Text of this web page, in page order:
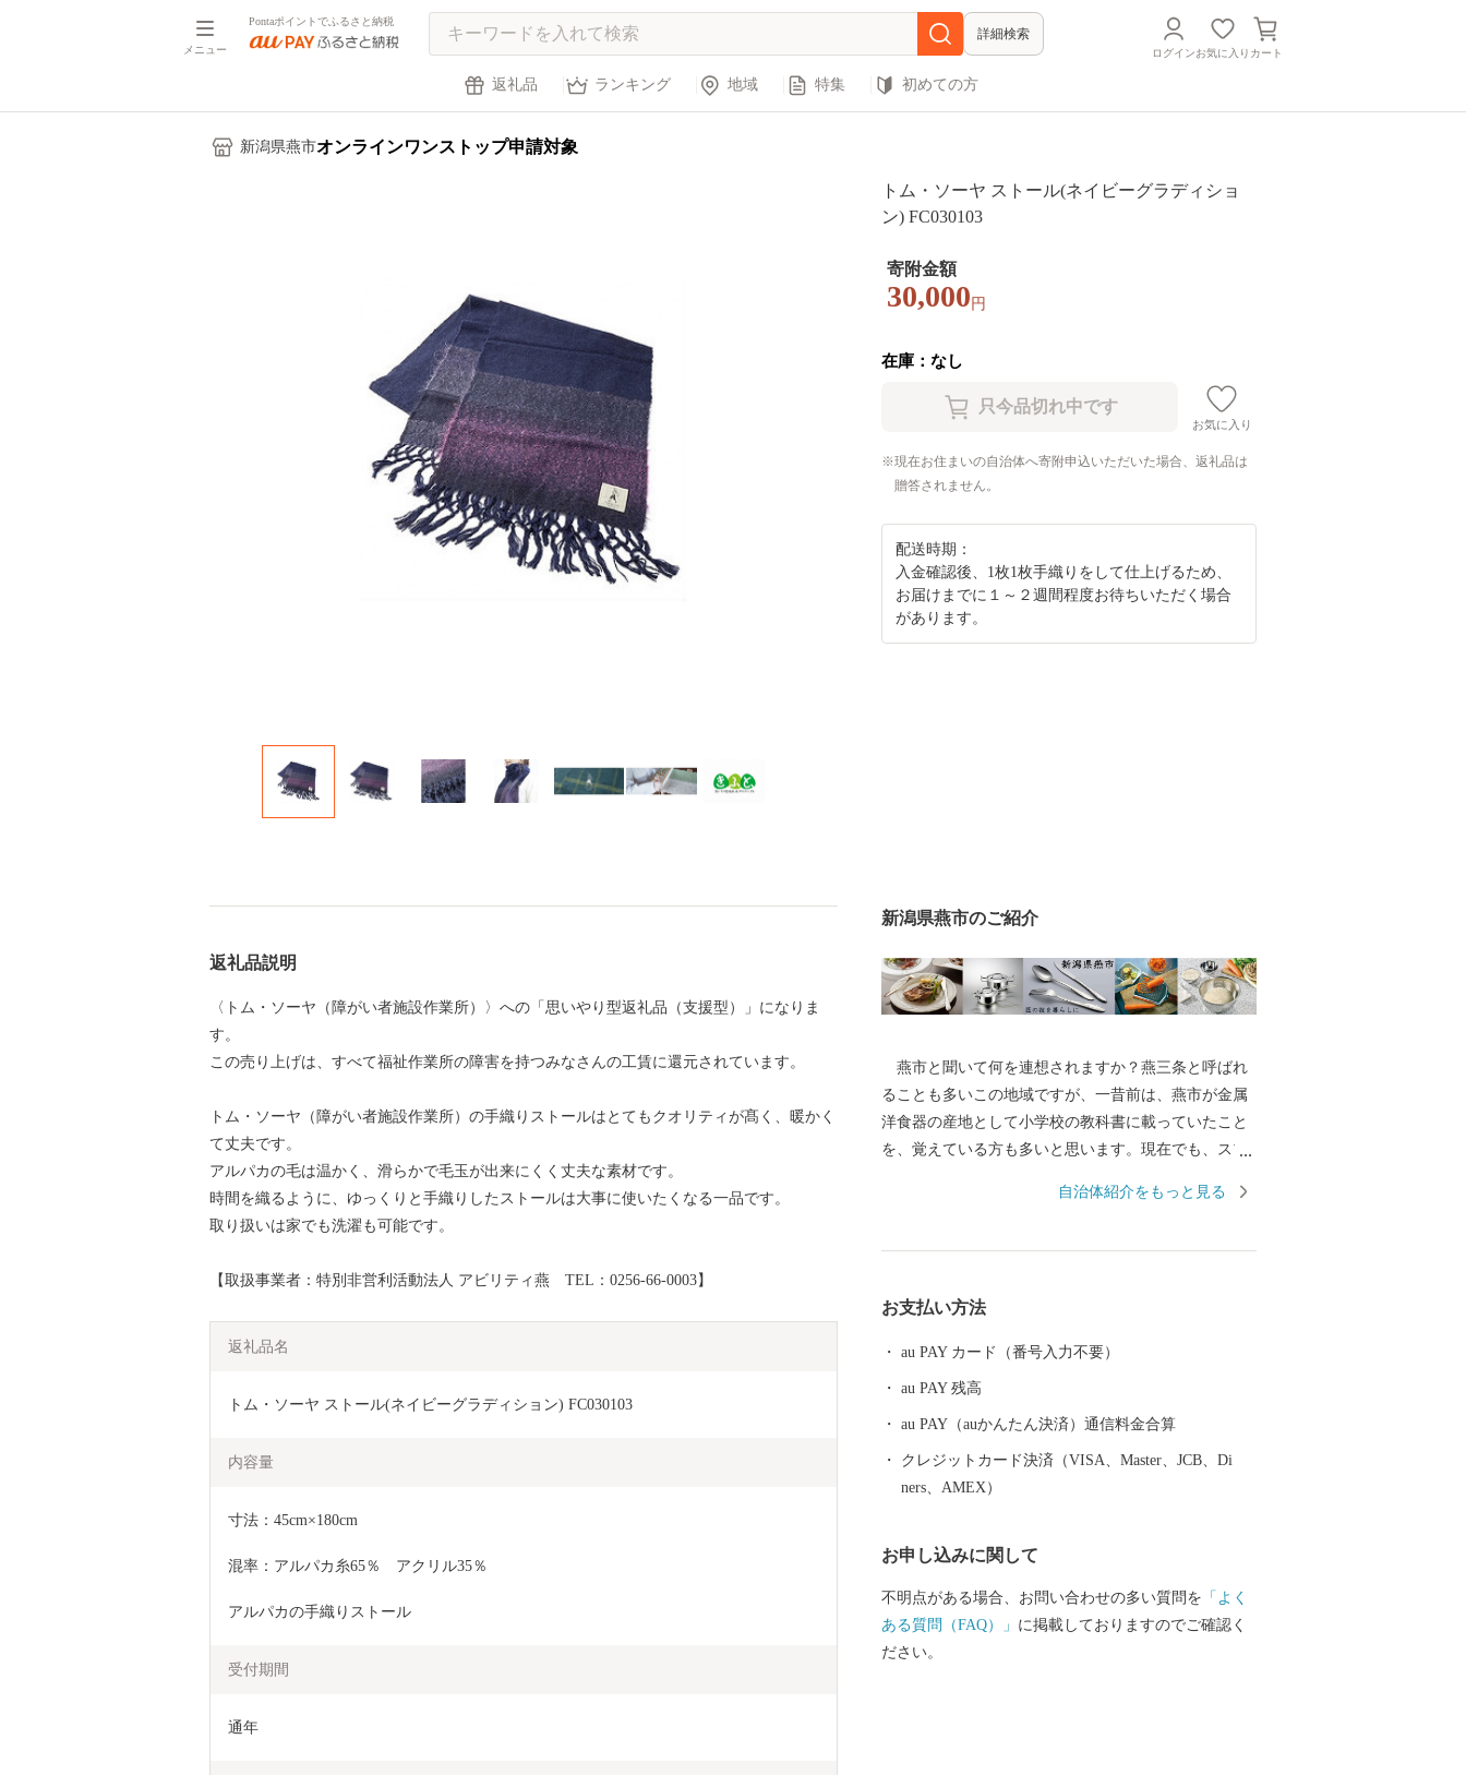
メニュー
Pontaポイントでふるさと納税
詳細検索
ログインお気に入り カート
返礼品 ランキング 地域 特集 初めての方
新潟県燕市オンラインワンストップ申請対象
トム・ソーヤ ストール(ネイビーグラディショ
ン) FC030103
寄附金額
30,000 円
在庫：なし
お気に入り
現在お住まいの自治体へ寄附申込いただいた場合、返礼品は
贈答されません。
配送時期：
入金確認後、1枚1枚手織りをして仕上げるため、
お届けまでに１～２週間程度お待ちいただく場合
があります。
返礼品説明
〈トム・ソーヤ（障がい者施設作業所）〉への「思いやり型返礼品（支援型）」になりま
す。
この売り上げは、すべて福祉作業所の障害を持つみなさんの工賃に還元されています。
トム・ソーヤ（障がい者施設作業所）の手織りストールはとてもクオリティが髙く、暖かく
て丈夫です。
アルパカの毛は温かく、滑らかで毛玉が出来にくく丈夫な素材です。
時間を織るように、ゆっくりと手織りしたストールは大事に使いたくなる一品です。
取り扱いは家でも洗濯も可能です。
【取扱事業者：特別非営利活動法人 アビリティ燕 TEL：0256-66-0003】
返礼品名
トム・ソーヤ ストール(ネイビーグラディション) FC030103
内容量
寸法：45cm×180cm
混率：アルパカ糸65％　アクリル35％
アルパカの手織りストール
受付期間
通年
新潟県燕市のご紹介
燕市と聞いて何を連想されますか？燕三条と呼ばれ
ることも多いこの地域ですが、一昔前は、燕市が金属
洋食器の産地として小学校の教科書に載っていたこと
を、覚えている方も多いと思います。現在でも、スプ
0％以上を占め、鍋やフライパン、包丁をはじめとした
がノーベル賞授賞式の晩餐会で使用されています！そ
す。 燕産の金属洋食器・金属ハウスウェアを使え
ば、ご家庭での食事も高級レストランでのディナーに
早がわり！ そのほか、伝統工芸品の鎚起銅器、美味
自治体紹介をもっと見る
お支払い方法
au PAY カード（番号入力不要）
au PAY 残高
au PAY（auかんたん決済）通信料金合算
クレジットカード決済（VISA、Master、JCB、Di
ners、AMEX）
お申し込みに関して
不明点がある場合、お問い合わせの多い質問を 「よく
ある質問（FAQ）」 に掲載しておりますのでご確認く
ださい。